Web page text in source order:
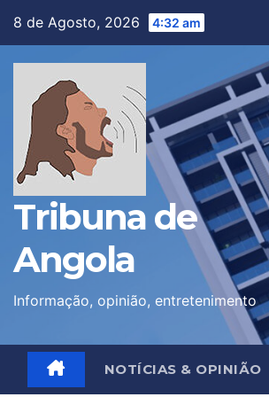
8 de Agosto, 2026 4:32 am
Tribuna de
Angola
Informação, opinião, entretenimento
NOTÍCIAS & OPINIÃO